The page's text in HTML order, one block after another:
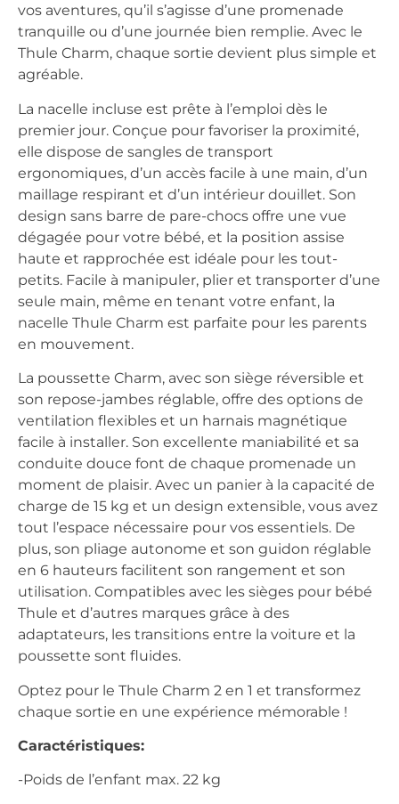
vos aventures, qu’il s’agisse d’une promenade
tranquille ou d’une journée bien remplie. Avec le
Thule Charm, chaque sortie devient plus simple et
agréable.
La nacelle incluse est prête à l’emploi dès le
premier jour. Conçue pour favoriser la proximité,
elle dispose de sangles de transport
ergonomiques, d’un accès facile à une main, d’un
maillage respirant et d’un intérieur douillet. Son
design sans barre de pare-chocs offre une vue
dégagée pour votre bébé, et la position assise
haute et rapprochée est idéale pour les tout-
petits. Facile à manipuler, plier et transporter d’une
seule main, même en tenant votre enfant, la
nacelle Thule Charm est parfaite pour les parents
en mouvement.
La poussette Charm, avec son siège réversible et
son repose-jambes réglable, offre des options de
ventilation flexibles et un harnais magnétique
facile à installer. Son excellente maniabilité et sa
conduite douce font de chaque promenade un
moment de plaisir. Avec un panier à la capacité de
charge de 15 kg et un design extensible, vous avez
tout l’espace nécessaire pour vos essentiels. De
plus, son pliage autonome et son guidon réglable
en 6 hauteurs facilitent son rangement et son
utilisation. Compatibles avec les sièges pour bébé
Thule et d’autres marques grâce à des
adaptateurs, les transitions entre la voiture et la
poussette sont fluides.
Optez pour le Thule Charm 2 en 1 et transformez
chaque sortie en une expérience mémorable !
Caractéristiques:
-Poids de l’enfant max. 22 kg